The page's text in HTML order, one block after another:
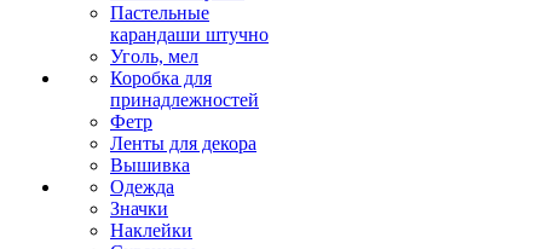
Пастельные
карандаши штучно
Уголь, мел
Коробка для
принадлежностей
Фетр
Ленты для декора
Вышивка
Одежда
Значки
Наклейки